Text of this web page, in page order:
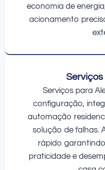
economia de
acionamento
Serviços para
configuração,
automação
solução de falhas.
rápido
praticidade e